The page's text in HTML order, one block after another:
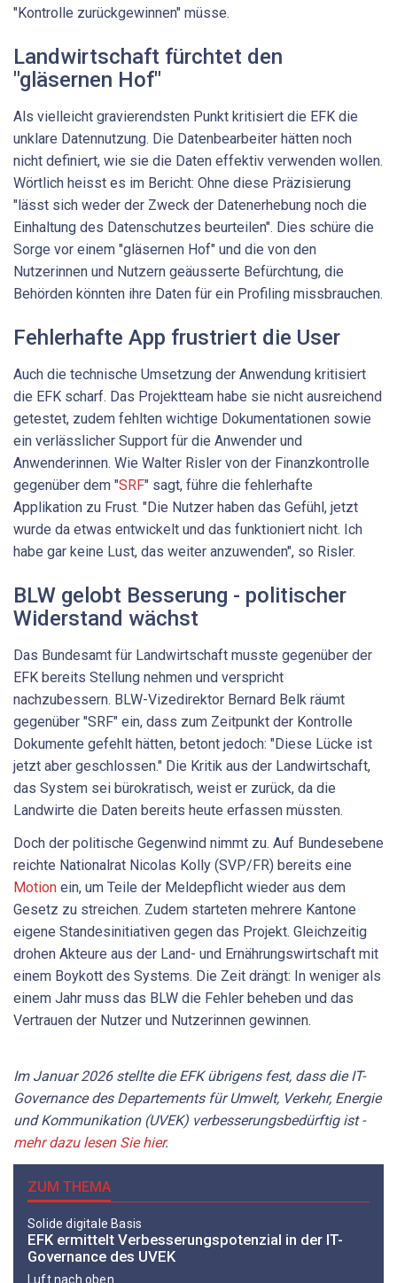
"Kontrolle zurückgewinnen" müsse.
Landwirtschaft fürchtet den
"gläsernen Hof"
Als vielleicht gravierendsten Punkt kritisiert die EFK die
unklare Datennutzung. Die Datenbearbeiter hätten noch
nicht definiert, wie sie die Daten effektiv verwenden wollen.
Wörtlich heisst es im Bericht: Ohne diese Präzisierung
"lässt sich weder der Zweck der Datenerhebung noch die
Einhaltung des Datenschutzes beurteilen". Dies schüre die
Sorge vor einem "gläsernen Hof" und die von den
Nutzerinnen und Nutzern geäusserte Befürchtung, die
Behörden könnten ihre Daten für ein Profiling missbrauchen.
Fehlerhafte App frustriert die User
Auch die technische Umsetzung der Anwendung kritisiert
die EFK scharf. Das Projektteam habe sie nicht ausreichend
getestet, zudem fehlten wichtige Dokumentationen sowie
ein verlässlicher Support für die Anwender und
Anwenderinnen. Wie Walter Risler von der Finanzkontrolle
gegenüber dem "SRF" sagt, führe die fehlerhafte
Applikation zu Frust. "Die Nutzer haben das Gefühl, jetzt
wurde da etwas entwickelt und das funktioniert nicht. Ich
habe gar keine Lust, das weiter anzuwenden", so Risler.
BLW gelobt Besserung - politischer
Widerstand wächst
Das Bundesamt für Landwirtschaft musste gegenüber der
EFK bereits Stellung nehmen und verspricht
nachzubessern. BLW-Vizedirektor Bernard Belk räumt
gegenüber "SRF" ein, dass zum Zeitpunkt der Kontrolle
Dokumente gefehlt hätten, betont jedoch: "Diese Lücke ist
jetzt aber geschlossen." Die Kritik aus der Landwirtschaft,
das System sei bürokratisch, weist er zurück, da die
Landwirte die Daten bereits heute erfassen müssten.
Doch der politische Gegenwind nimmt zu. Auf Bundesebene
reichte Nationalrat Nicolas Kolly (SVP/FR) bereits eine
Motion ein, um Teile der Meldepflicht wieder aus dem
Gesetz zu streichen. Zudem starteten mehrere Kantone
eigene Standesinitiativen gegen das Projekt. Gleichzeitig
drohen Akteure aus der Land- und Ernährungswirtschaft mit
einem Boykott des Systems. Die Zeit drängt: In weniger als
einem Jahr muss das BLW die Fehler beheben und das
Vertrauen der Nutzer und Nutzerinnen gewinnen.
Im Januar 2026 stellte die EFK übrigens fest, dass die IT-
Governance des Departements für Umwelt, Verkehr, Energie
und Kommunikation (UVEK) verbesserungsbedürftig ist -
mehr dazu lesen Sie hier.
ZUM THEMA
Solide digitale Basis
EFK ermittelt Verbesserungspotenzial in der IT-
Governance des UVEK
Luft nach oben